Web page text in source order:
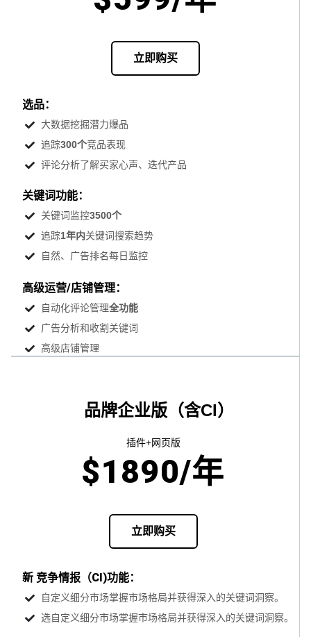
立即购买
选品：
大数据挖掘潜力爆品
追踪300个竞品表现
评论分析了解买家心声、迭代产品
关键词功能：
关键词监控3500个
追踪1年内关键词搜索趋势
自然、广告排名每日监控
高级运营/店铺管理：
自动化评论管理全功能
广告分析和收割关键词
高级店铺管理
品牌企业版（含CI）
插件+网页版
$1890/年
立即购买
新 竞争情报（CI)功能：
自定义细分市场掌握市场格局并获得深入的关键词洞察。
选自定义细分市场掌握市场格局并获得深入的关键词洞察。